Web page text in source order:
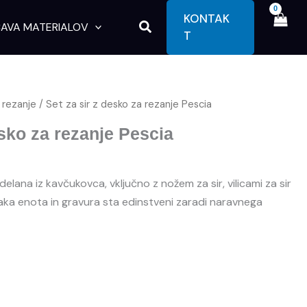
MATERIALOV Search
KONTAK
T
/ Set za sir z desko za rezanje Pescia
za rezanje Pescia
iz kavčukovca, vključno z nožem za sir, vilicami za sir
enota in gravura sta edinstveni zaradi naravnega